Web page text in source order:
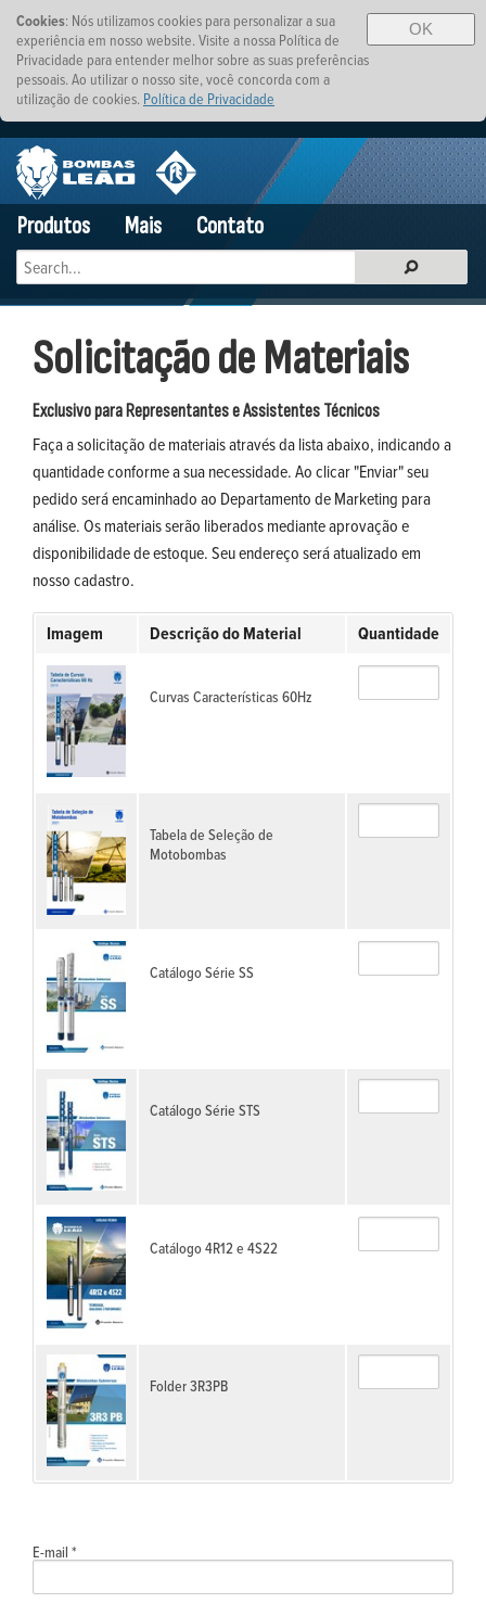
OK
Cookies: Nós utilizamos cookies para personalizar a sua
experiência em nosso website. Visite a nossa Política de
Privacidade para entender melhor sobre as suas preferências
pessoais. Ao utilizar o nosso site, você concorda com a
utilização de cookies. Política de Privacidade
Produtos Mais Contato
Solicitação de Materiais
Exclusivo para Representantes e Assistentes Técnicos
Faça a solicitação de materiais através da lista abaixo, indicando a
quantidade conforme a sua necessidade. Ao clicar "Enviar" seu
pedido será encaminhado ao Departamento de Marketing para
análise. Os materiais serão liberados mediante aprovação e
disponibilidade de estoque. Seu endereço será atualizado em
nosso cadastro.
Imagem Descrição do Material Quantidade
Curvas Características 60Hz
Tabela de Seleção de
Motobombas
Catálogo Série SS
Catálogo Série STS
Catálogo 4R12 e 4S22
Folder 3R3PB
E-mail *